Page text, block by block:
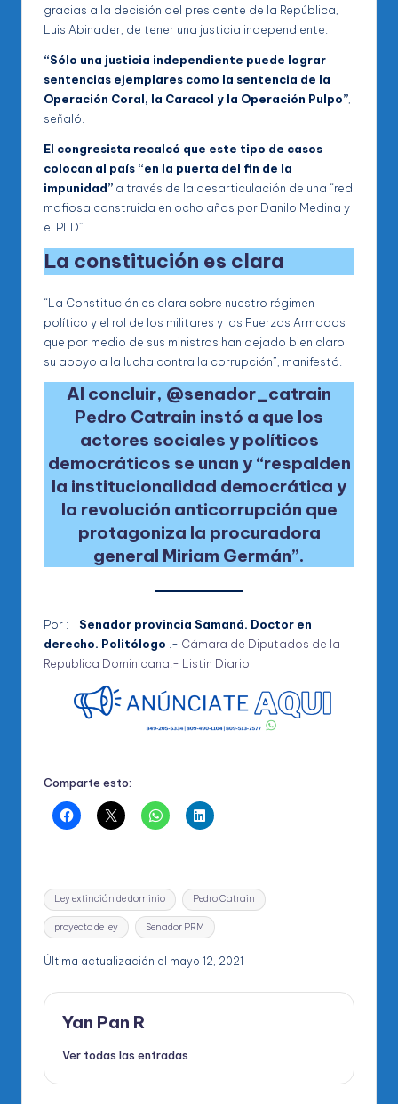
gracias a la decisión del presidente de la República,
Luis Abinader, de tener una justicia independiente.
“Sólo una justicia independiente puede lograr
sentencias ejemplares como la sentencia de la
Operación Coral, la Caracol y la Operación Pulpo”
señaló.
El congresista recalcó que este tipo de casos
colocan al país “en la puerta del fin de la
impunidad” a través de la desarticulación de una “red
mafiosa construida en ocho años por Danilo Medina y
el PLD”.
La constitución es clara
“La Constitución es clara sobre nuestro régimen
político y el rol de los militares y las Fuerzas Armadas
que por medio de sus ministros han dejado bien claro
su apoyo a la lucha contra la corrupción”, manifestó.
Al concluir, @senador_catrain
Pedro Catrain instó a que los
actores sociales y políticos
democráticos se unan y “respalden
la institucionalidad democrática y
la revolución anticorrupción que
protagoniza la procuradora
general Miriam Germán”.
Por :_ Senador provincia Samaná. Doctor en
derecho. Politólogo .- Cámara de Diputados de la
Republica Dominicana.- Listin Diario
Comparte esto:
Etiquetas:
Ley extinción de dominio Pedro Catrain
proyecto de ley Senador PRM
Última actualización el mayo 12, 2021
Yan Pan R
Ver todas las entradas